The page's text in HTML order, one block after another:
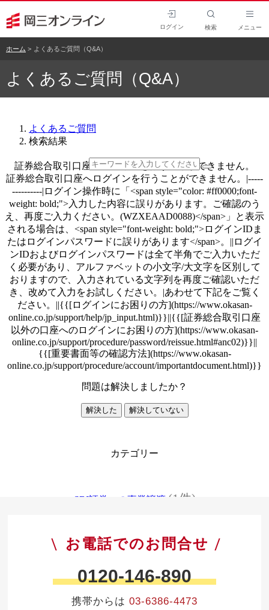
ログイン 検索 メニュー
ホーム よくあるご質問（Q&A）
よくあるご質問（Q&A）
お電話でのお問合せ
0120-146-890
携帯からは 03-6386-4473